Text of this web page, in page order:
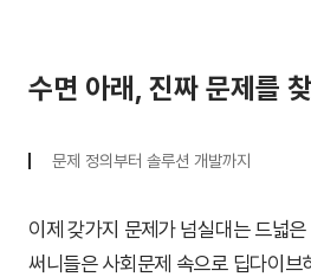
수면 아래, 진짜 문제를
문제 정의부터 솔루션 개발까지
이제 갖가지 문제가 넘실대는 드넓
써니들은 사회문제 속으로 딥다이브